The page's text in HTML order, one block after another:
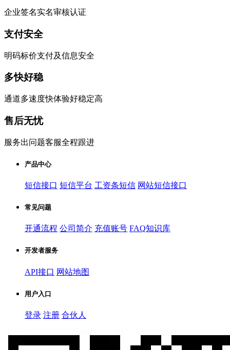
企业签名实名审核认证
支付安全
明码标价支付及信息安全
多快好稳
通道多速度快体验好稳定高
售后无忧
服务出问题客服全程跟进
产品中心
短信接口 短信平台 工资条短信 网站短信接口
常见问题
开通流程 公司简介 充值账号 FAQ知识库
开发者服务
API接口 网站地图
用户入口
登录 注册 合伙人